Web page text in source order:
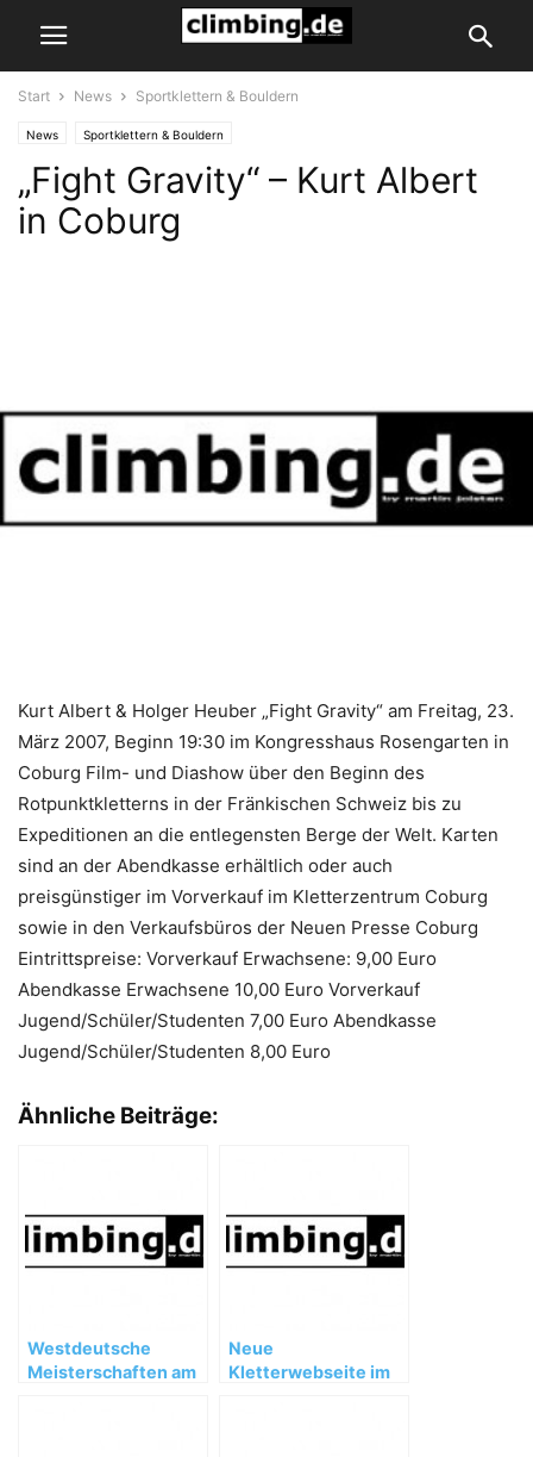
Start News Sportklettern & Bouldern
News Sportklettern & Bouldern
„Fight Gravity“ – Kurt Albert
in Coburg
Kurt Albert & Holger Heuber „Fight Gravity“ am Freitag, 23.
März 2007, Beginn 19:30 im Kongresshaus Rosengarten in
Coburg Film- und Diashow über den Beginn des
Rotpunktkletterns in der Fränkischen Schweiz bis zu
Expeditionen an die entlegensten Berge der Welt. Karten
sind an der Abendkasse erhältlich oder auch
preisgünstiger im Vorverkauf im Kletterzentrum Coburg
sowie in den Verkaufsbüros der Neuen Presse Coburg
Eintrittspreise: Vorverkauf Erwachsene: 9,00 Euro
Abendkasse Erwachsene 10,00 Euro Vorverkauf
Jugend/Schüler/Studenten 7,00 Euro Abendkasse
Jugend/Schüler/Studenten 8,00 Euro
Ähnliche Beiträge:
Westdeutsche
Meisterschaften am
Neue
Kletterwebseite im